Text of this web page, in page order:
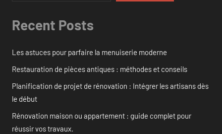
Recent Posts
Les astuces pour parfaire la menuiserie moderne
Restauration de pièces antiques : méthodes et conseils
Planification de projet de rénovation : Intégrer les artisans dès
le début
Rénovation maison ou appartement : guide complet pour
réussir vos travaux.